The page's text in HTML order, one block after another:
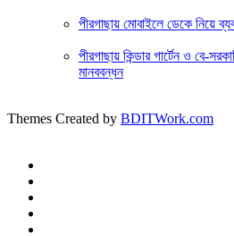
পীরগাছায় মোবাইলে ডেকে নিয়ে
পীরগাছায় কিন্ডার গার্টেন ও বে-
মানববন্ধন
Themes Created by BDITWork.com